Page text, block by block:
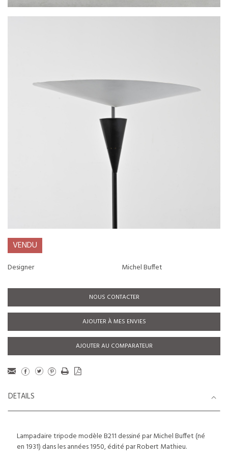
VENDU
Designer Michel Buffet
NOUS CONTACTER
AJOUTER À MES ENVIES
AJOUTER AU COMPARATEUR
DETAILS
Lampadaire tripode modèle B211 dessiné par Michel Buffet (né
en 1931) dans les années 1950, édité par Robert Mathieu.